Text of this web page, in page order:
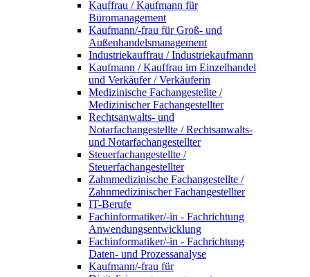
Kauffrau / Kaufmann für
Büromanagement
Kaufmann/-frau für Groß- und
Außenhandelsmanagement
Industriekauffrau / Industriekaufmann
Kaufmann / Kauffrau im Einzelhandel
und Verkäufer / Verkäuferin
Medizinische Fachangestellte /
Medizinischer Fachangestellter
Rechtsanwalts- und
Notarfachangestellte / Rechtsanwalts-
und Notarfachangestellter
Steuerfachangestellte /
Steuerfachangestellter
Zahnmedizinische Fachangestellte /
Zahnmedizinischer Fachangestellter
IT-Berufe
Fachinformatiker/-in - Fachrichtung
Anwendungsentwicklung
Fachinformatiker/-in - Fachrichtung
Daten- und Prozessanalyse
Kaufmann/-frau für